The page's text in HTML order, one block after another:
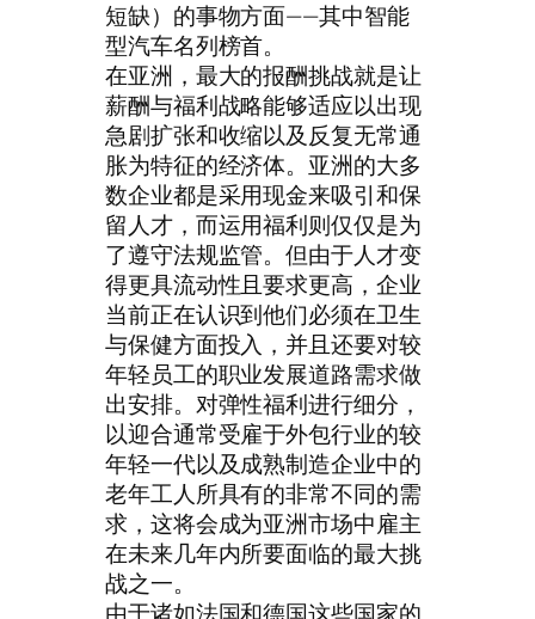
短缺）的事物方面——其中智能
型汽车名列榜首。
在亚洲，最大的报酬挑战就是让
薪酬与福利战略能够适应以出现
急剧扩张和收缩以及反复无常通
胀为特征的经济体。亚洲的大多
数企业都是采用现金来吸引和保
留人才，而运用福利则仅仅是为
了遵守法规监管。但由于人才变
得更具流动性且要求更高，企业
当前正在认识到他们必须在卫生
与保健方面投入，并且还要对较
年轻员工的职业发展道路需求做
出安排。对弹性福利进行细分，
以迎合通常受雇于外包行业的较
年轻一代以及成熟制造企业中的
老年工人所具有的非常不同的需
求，这将会成为亚洲市场中雇主
在未来几年内所要面临的最大挑
战之一。